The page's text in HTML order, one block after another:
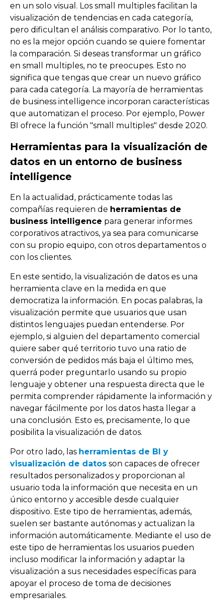
en un solo visual . Los small multiples facilitan la
visual ización de tendencias en cada categoría,
pero dificultan el aná lisis comparativo. Por lo tanto,
no es la mejor opción cuando se quiere fomentar
la comparación. Si deseas transformar un gráfico
en small multiples, no te preocupes. Esto no
significa que tengas que crear un nuevo gráfico
para cada categoría. La mayoría de herramientas
de business intelligence incorporan características
que automatizan el proceso. Por ejempl o, Power
BI ofrece la función "small multiples" desde 2020.
Herramientas para la visualización de
datos en un entorno de business
intelligence
En la actualidad, prácticamente todas las
compañías requieren de herramientas de
business intelligence para generar informes
corporativos atractivos, ya sea para comunicarse
con su propio equipo, con otros departamentos o
con los clientes.
En este sentido, la visualización de datos es una
herramienta clave en la medida en que
democratiza la información. En pocas palabras, la
visualización permite que usuarios que usan
distintos lenguajes puedan entenderse. Por
ejemplo, si alguien del departamento comercial
quiere saber qué territorio tuvo una ratio de
conversión de pedidos más baja el último mes,
querrá poder preguntarlo usando su propio
lenguaje y obtener una respuesta directa que le
permita comprender rápidamente la información y
navegar fácilmente por los datos hasta llegar a
una conclusión. Esto es, precisamente, lo que
posibilita la visualización de datos.
Por otro lado, las herramientas de BI y
visualización de datos son capaces de ofrecer
resultados personalizados y proporcionan al
usuario toda la información que necesita en un
único entorno y accesible desde cualquier
dispositivo. Este tipo de herramientas, además,
suelen ser bastante autónomas y actualizan la
información automáticamente. Mediante el uso de
este tipo de herramientas los usuarios pueden
incluso modificar la información y adaptar la
visualización a sus necesidades específicas para
apoyar el proceso de toma de decisiones
empresariales.